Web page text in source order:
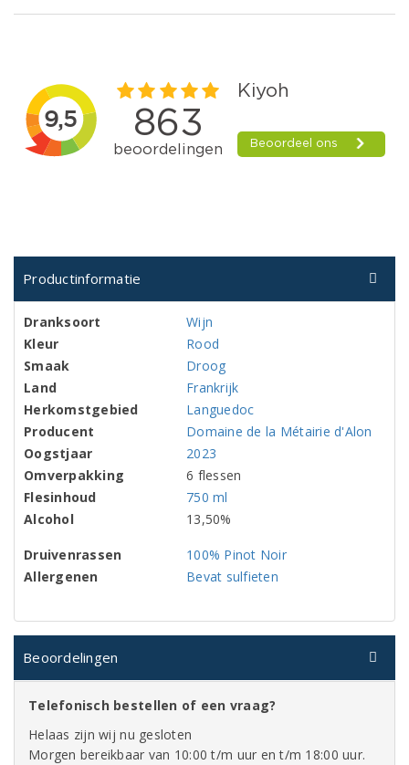
Productinformatie
Dranksoort
Wijn
Kleur
Rood
Smaak
Droog
Land
Frankrijk
Herkomstgebied
Languedoc
Producent
Domaine de la Métairie d'Alon
Oogstjaar
2023
Omverpakking
6 flessen
Flesinhoud
750 ml
Alcohol
13,50%
Druivenrassen
100% Pinot Noir
Allergenen
Bevat sulfieten
Beoordelingen
Telefonisch bestellen of een vraag?
Helaas zijn wij nu gesloten
Morgen bereikbaar van 10:00 t/m uur en t/m 18:00 uur.